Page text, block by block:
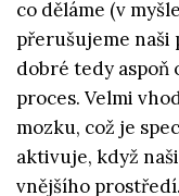
co děláme (v
přerušujeme naši
dobré tedy aspoň
proces. Velmi
mozku, což je
aktivuje, když
vnějšího prostředí.